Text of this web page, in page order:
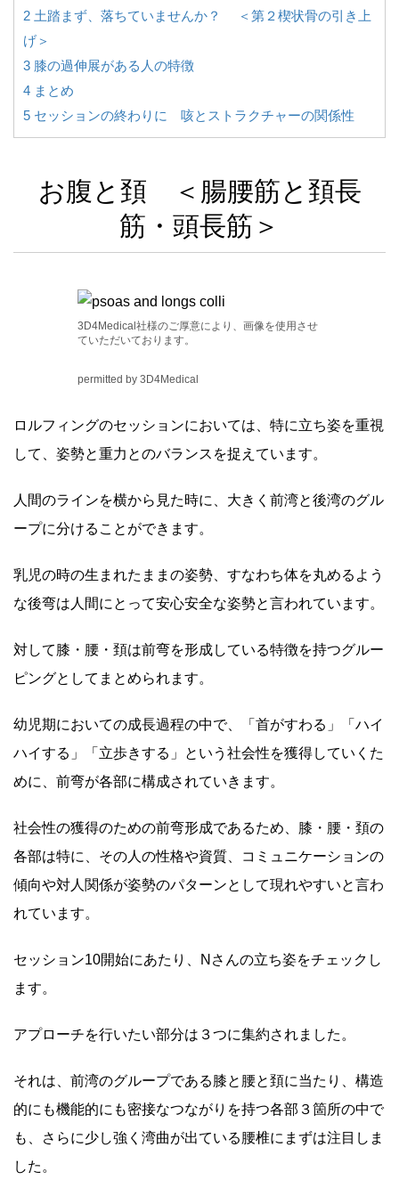
2 土踏まず、落ちていませんか？ ＜第２楔状骨の引き上
げ＞
3 膝の過伸展がある人の特徴
4 まとめ
5 セッションの終わりに 咳とストラクチャーの関係性
お腹と頚 ＜腸腰筋と頚長
筋・頭長筋＞
3D4Medical社様のご厚意により、画像を使用させ
ていただいております。
permitted by 3D4Medical
ロルフィングのセッションにおいては、特に立ち姿を重視
して、姿勢と重力とのバランスを捉えています。
人間のラインを横から見た時に、大きく前湾と後湾のグル
ープに分けることができます。
乳児の時の生まれたままの姿勢、すなわち体を丸めるよう
な後弯は人間にとって安心安全な姿勢と言われています。
対して膝・腰・頚は前弯を形成している特徴を持つグルー
ピングとしてまとめられます。
幼児期においての成長過程の中で、「首がすわる」「ハイ
ハイする」「立歩きする」という社会性を獲得していくた
めに、前弯が各部に構成されていきます。
社会性の獲得のための前弯形成であるため、膝・腰・頚の
各部は特に、その人の性格や資質、コミュニケーションの
傾向や対人関係が姿勢のパターンとして現れやすいと言わ
れています。
セッション10開始にあたり、Nさんの立ち姿をチェックし
ます。
アプローチを行いたい部分は３つに集約されました。
それは、前湾のグループである膝と腰と頚に当たり、構造
的にも機能的にも密接なつながりを持つ各部３箇所の中で
も、さらに少し強く湾曲が出ている腰椎にまずは注目しま
した。